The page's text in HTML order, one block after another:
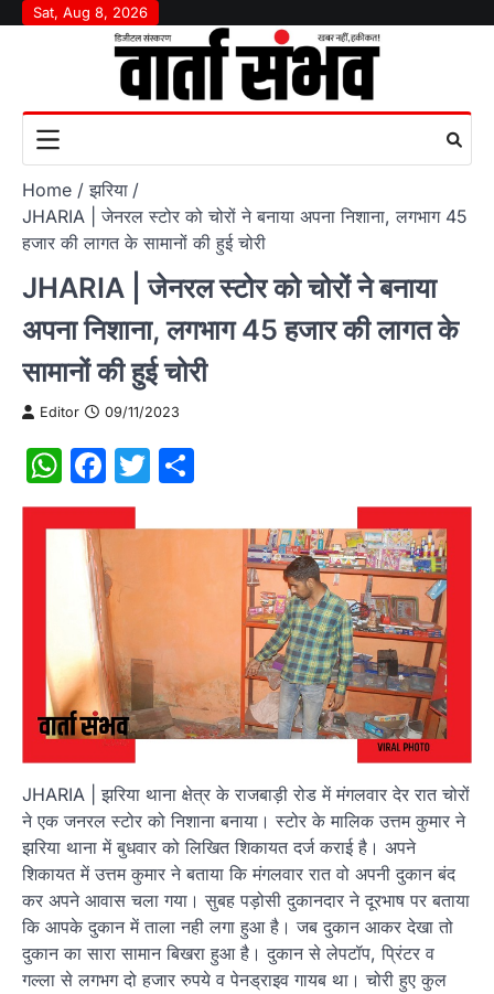
SkipSat, Aug 8, 2026
Home
झरिया
JHARIA | जेनरल स्टोर को चोरों ने बनाया अपना निशाना, लगभाग 45
हजार की लागत के सामानों की हुई चोरी
JHARIA | जेनरल स्टोर को चोरों ने बनाया
अपना निशाना, लगभाग 45 हजार की लागत के
सामानों की हुई चोरी
Editor 09/11/2023
WhatsApp
Facebook
Twitter
JHARIA | झरिया थाना क्षेत्र के राजबाड़ी रोड में मंगलवार देर रात चोरों
ने एक जनरल स्टोर को निशाना बनाया। स्टोर के मालिक उत्तम कुमार ने
झरिया थाना में बुधवार को लिखित शिकायत दर्ज कराई है। अपने
शिकायत में उत्तम कुमार ने बताया कि मंगलवार रात वो अपनी दुकान बंद
कर अपने आवास चला गया। सुबह पड़ोसी दुकानदार ने दूरभाष पर बताया
कि आपके दुकान में ताला नही लगा हुआ है। जब दुकान आकर देखा तो
दुकान का सारा सामान बिखरा हुआ है। दुकान से लेपटॉप, प्रिंटर व
गल्ला से लगभग दो हजार रुपये व पेनड्राइव गायब था। चोरी हुए कुल